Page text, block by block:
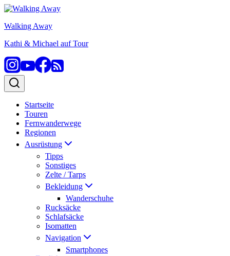
Zum
springen
Walking Away
Kathi & Michael auf Tour
Startseite
Touren
Fernwanderwege
Regionen
Ausrüstung
Tipps
Sonstiges
Zelte / Tarps
Bekleidung
Wanderschuhe
Rucksäcke
Schlafsäcke
Isomatten
Navigation
Smartphones